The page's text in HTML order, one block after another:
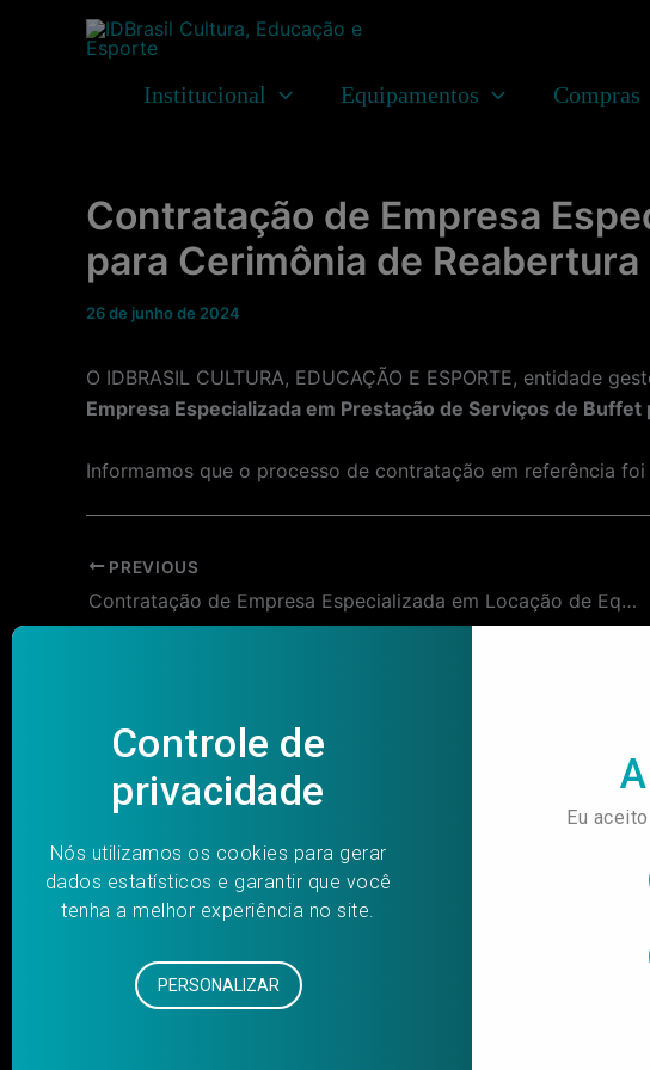
Institucional Equipamentos Compras
Contratação de Empresa
para Cerimônia de
26 de junho de 2024
O IDBRASIL CULTURA, EDUCAÇÃO E ESPORTE, entidade
Empresa Especializada em Prestação de Serviços de
Informamos que o processo de contratação em referência foi
Post
navigation
PREVIOUS
Contratação de Empresa Especializada em Locação de Equipamentos, para a Programação das Olimpíadas no Museu do Futebol.